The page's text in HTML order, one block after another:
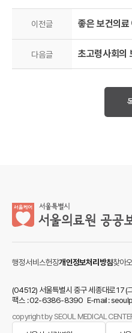
이전글 좋은 보건의
다음글 초고령사회의
행정서비스헌장개인정보처리방침찾아
(04512) 서울특별시 중구 세종대로 17 (
팩스 : 02-6386-8390 E-mail :
copyright by SEOUL MEDICAL